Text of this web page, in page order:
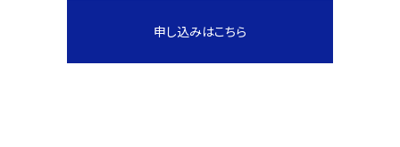
申し込みはこちら